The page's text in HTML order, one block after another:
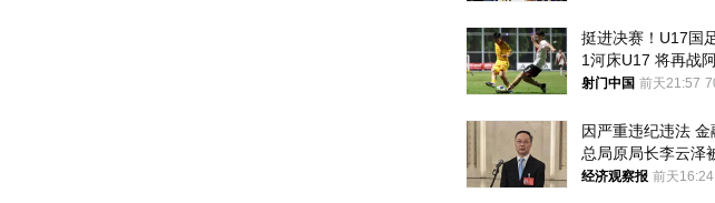
挺进决赛！U17国
1河床U17 将再战
射门中国 前天21:57
因严重违纪违法 金
总局原局长李云泽
国人大代表
经济观察报 前天16:24